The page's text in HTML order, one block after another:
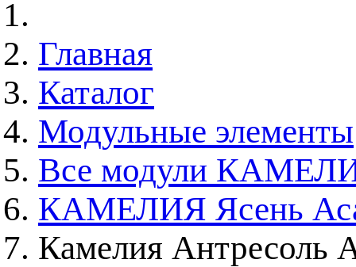
Главная
Каталог
Модульные элементы
Все модули
КАМЕЛИЯ Ясень
Камелия Антресоль